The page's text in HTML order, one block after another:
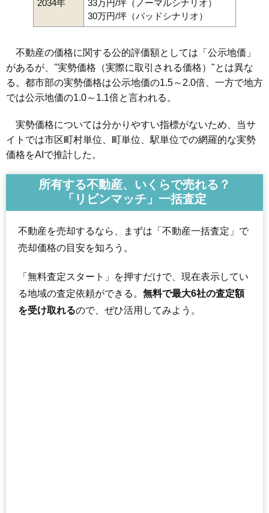
2034年
33万円/坪（ノーマルシナリオ）
30万円/坪（バッドシナリオ）
不動産の価格に関する公的評価額としては「公示地価」
があるが、"実勢価格（実際に取引される価格）"とは異な
る。都市部の実勢価格は公示地価の1.5～2.0倍、一方で地方
では公示地価の1.0～1.1倍と言われる。
実勢価格については分かりやすい指標がないため、当サ
イトでは市区町村単位、町単位、駅単位での網羅的な実勢
価格をAIで推計した。
所有する不動産、いくらで売れる？
「リビンマッチ」一括査定
不動産を売却するなら、まずは「不動産一括査定」で
売却価格の目安を知ろう。
「無料査定スタート」を押すだけで、現在表示してい
る地域の査定依頼ができる。 無料で最大6社の査定額
を受け取れるので、ぜひ活用してみよう。